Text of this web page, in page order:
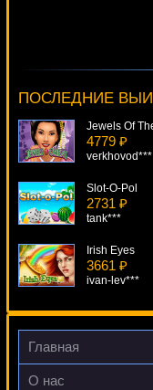
ПОСЛЕДНИЕ
Gamer***
Jewels Of
4779 ₽
verkhovod***
Slot-O-Pol
2731 ₽
tank***
Irish Eyes
3661 ₽
ivan-lev***
5 Reel Drive
775 ₽
Главная
О нас